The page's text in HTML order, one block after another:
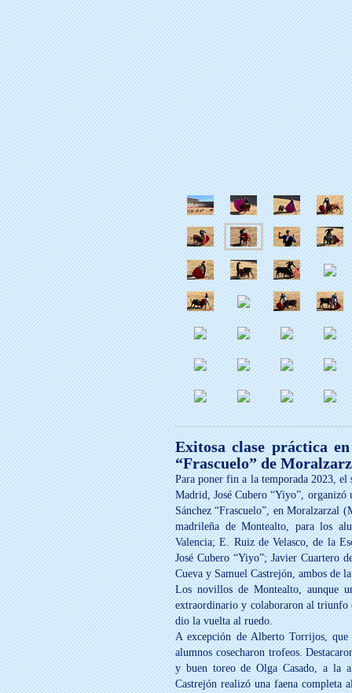
Exitosa clase práctica
“Frascuelo” de
Para poner fin a la temporada 2023, el
Madrid, José Cubero “Yiyo”, organizó
Sánchez “Frascuelo”, en Moralzarzal
madrileña de Montealto, para los
Valencia; E. Ruiz de Velasco, de la
José Cubero “Yiyo”; Javier Cuartero
Cueva y Samuel Castrejón, ambos de
Los novillos de Montealto, aunque
extraordinario y colaboraron al
dio la vuelta al ruedo.
A excepción de Alberto Torrijos,
alumnos cosecharon trofeos.
y buen toreo de Olga Casado, a la
Castrejón realizó una faena completa